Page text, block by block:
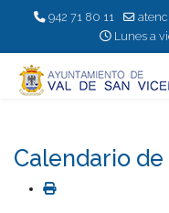
942 71 80 11
Lunes a
Calendario